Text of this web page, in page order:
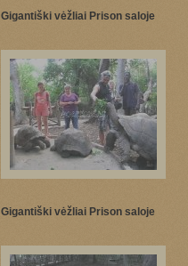
Gigantiški vėžliai Prison saloje
Gigantiški vėžliai Prison saloje